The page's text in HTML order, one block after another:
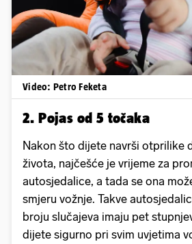
Video: Petro Feketa
2. Pojas od 5 točaka
Nakon što dijete navrši otprilike
života, najčešće je vrijeme za
autosjedalice, a tada se ona
smjeru vožnje. Takve
broju slučajeva imaju pet
dijete sigurno pri svim uvjetima